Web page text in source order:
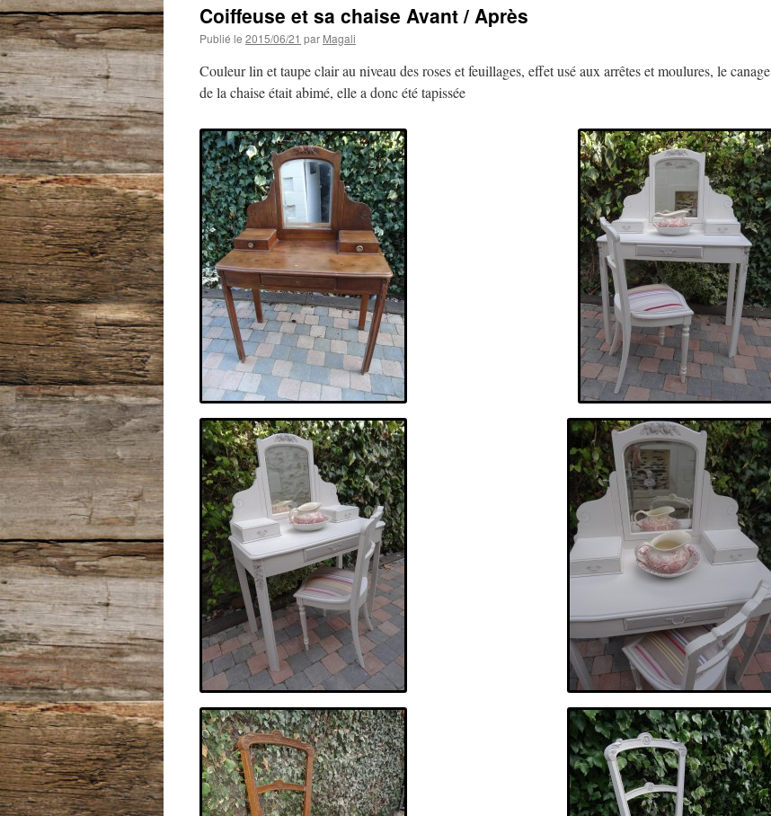
façon
Coiffeuse et sa chaise Avant / Après
Publié le 2015/06/21 par Magali
Couleur lin et taupe clair au niveau des roses et feuillages, effet usé aux arrêtes et moulures, le canage
de la chaise était abimé, elle a donc été tapissée